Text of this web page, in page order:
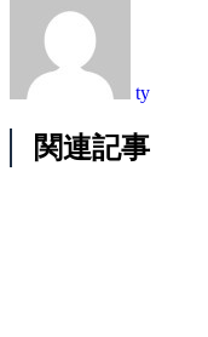
ty
関連記事